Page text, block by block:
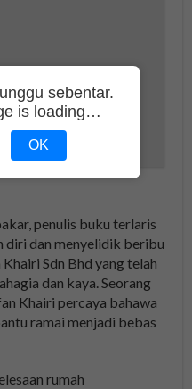
penulis buku terlaris
diri dan menyelidik beribu
Sdn Bhd yang telah
dan kaya. Seorang
Khairi percaya bahawa
ramai menjadi bebas
rumah
sebentar.
is loading…
OK